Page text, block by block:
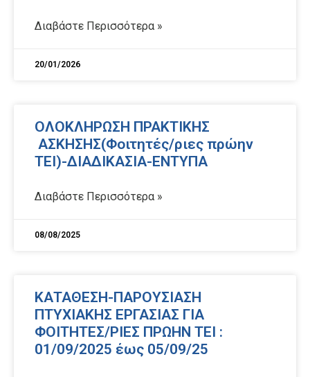
Διαβάστε Περισσότερα »
20/01/2026
ΟΛΟΚΛΗΡΩΣΗ ΠΡΑΚΤΙΚΗΣ
ΑΣΚΗΣΗΣ(Φοιτητές/ριες πρώην
ΤΕΙ)-ΔΙΑΔΙΚΑΣΙΑ-ΕΝΤΥΠΑ
Διαβάστε Περισσότερα »
08/08/2025
ΚΑΤΑΘΕΣΗ-ΠΑΡΟΥΣΙΑΣΗ
ΠΤΥΧΙΑΚΗΣ ΕΡΓΑΣΙΑΣ ΓΙΑ
ΦΟΙΤΗΤΕΣ/ΡΙΕΣ ΠΡΩΗΝ ΤΕΙ :
01/09/2025 έως 05/09/25